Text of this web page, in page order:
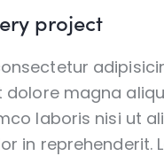
project
magna
laboris nisi ut
in reprehenderit.